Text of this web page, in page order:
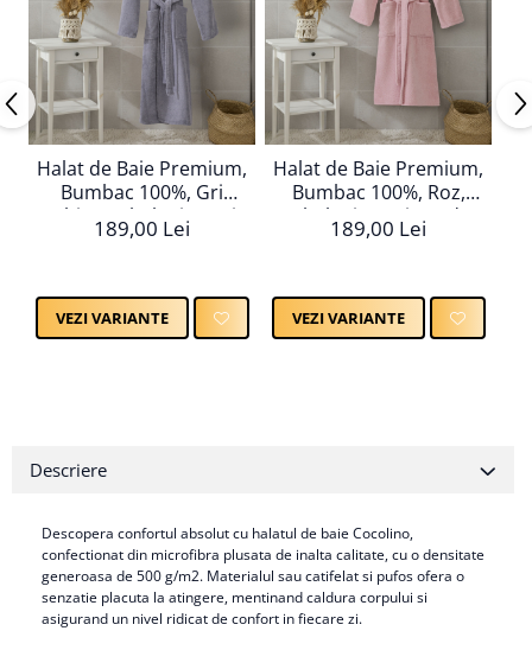
Halat de Baie Premium,
Bumbac 100%, Gri
Inchis, Ambalat in Cutie
Cadou
189,00 Lei
VEZI VARIANTE
Halat de Baie Premium,
Bumbac 100%, Roz,
Ambalat in Cutie Cadou
189,00 Lei
VEZI VARIANTE
Descriere
Descopera confortul absolut cu halatul de baie Cocolino,
confectionat din microfibra plusata de inalta calitate, cu o densitate
generoasa de 500 g/m2. Materialul sau catifelat si pufos ofera o
senzatie placuta la atingere, mentinand caldura corpului si
asigurand un nivel ridicat de confort in fiecare zi.